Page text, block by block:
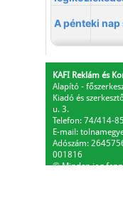
KAFI Reklám és
Alapító -
Kiadó és
u. 3.
Telefon: 74/414-
E-mail:
Adószám:
001816
© Minden jog